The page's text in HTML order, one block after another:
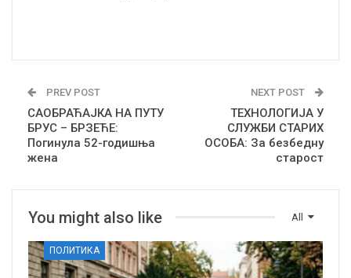
PREV POST
САОБРАЋАЈКА НА ПУТУ
БРУС – БРЗЕЋЕ:
Погинула 52-годишња
жена
NEXT POST
ТЕХНОЛОГИЈА У
СЛУЖБИ СТАРИХ
ОСОБА: За безбедну
старост
All
You might also like
ПОЛИТИКА